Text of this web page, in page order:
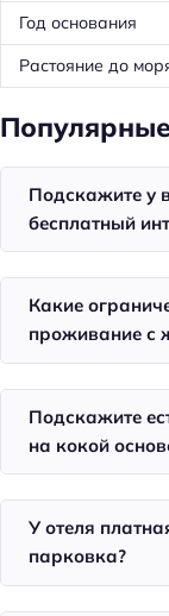
Проживание с
Оборудование
Оборудование
Трансфер:
Удобства в
Стиральная
Кондиционер
Номера для
Оснащение
Телевизор в
Утюг
Год основания
Растояние до
Подскажите у
бесплатный
Какие
проживание с
Подскажите
на кокой
У отеля
парковка?